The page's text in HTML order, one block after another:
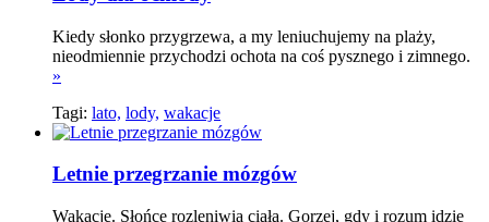
Kiedy słonko przygrzewa, a my leniuchujemy na plaży,
nieodmiennie przychodzi ochota na coś pysznego i zimnego.
»
Tagi: lato, lody, wakacje
Letnie przegrzanie mózgów
Wakacje. Słońce rozleniwia ciała. Gorzej, gdy i rozum idzie